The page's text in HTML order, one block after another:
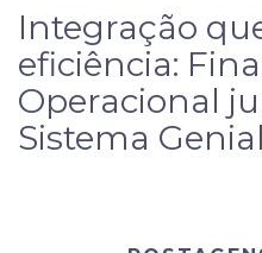
Integração
eficiência:
Operacional
Sistema Genial